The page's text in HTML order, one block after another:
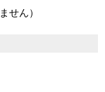
せん）